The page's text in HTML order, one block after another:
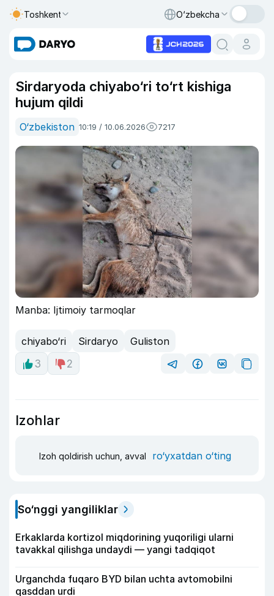
Toshkent O‘zbekcha
Sirdaryoda chiyabo‘ri to‘rt kishiga
hujum qildi
O‘zbekiston 10:19 / 10.06.2026 7217
Manba: Ijtimoiy tarmoqlar
chiyabo‘ri Sirdaryo
Guliston
3
2
Izohlar
Izoh qoldirish uchun, avval ro‘yxatdan o‘ting
So‘nggi yangiliklar
Erkaklarda kortizol miqdorining yuqoriligi ularni
tavakkal qilishga undaydi — yangi tadqiqot
Urganchda fuqaro BYD bilan uchta avtomobilni
qasddan urdi